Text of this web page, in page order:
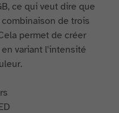
ce qui veut dire que
de trois
permet de créer
variant l'intensité